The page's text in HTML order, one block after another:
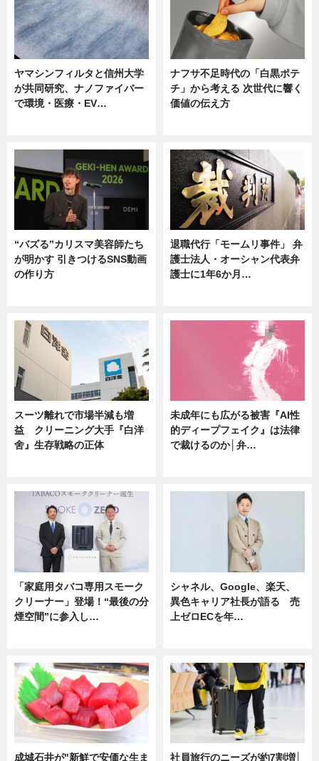
ヤマシンフィルタと信州大学
が共同研究、ナノファイバー
で環境・医療・EV…
ナフサ不足時代の「白黒ポテ
チ」から考える 次世代に響く
価値の伝え方
“バズる”カリスマ美容師たち
が明かす 引きつけるSNS動画
の作り方
退職代行「モームリ事件」 弁
護士法人・オーシャン代表弁
護士に1年6か月…
スーツ離れで市場半減も増
益 クリーニング大手『白洋
舍』生存戦略の正体
未成年にも広がる被害『AI性
的ディープフェイク』は法律
で裁けるのか│弁…
「家庭用タバコ専用スモーク
クリーナー」登場！“最後の分
煙空間”に参入し…
シャネル、Google、楽天、
異色キャリア社長が語る 売
上ゼロECを年…
成城石井が"新鮮で安価な生ま
社員旅行のニーズが約7割増│